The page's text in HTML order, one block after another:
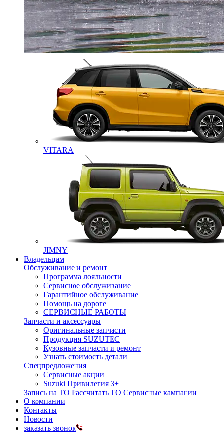
VITARA
JIMNY
Владельцам
Обслуживание и ремонт
Программа лояльности
Сервисное обслуживание
Гарантийное обслуживание
Помощь на дороге
СЕРВИСНЫЕ РАБОТЫ
Запчасти и аксессуары
Оригинальные запчасти
Продукция SUZUTEC
Кузовные запчасти и ремонт
Узнать стоимость детали
Спецпредложения
Сервисные акции
Suzuki Привилегия 3+
Запись на ТО Рассчитать ТО Сервисные кампании
О компании
Контакты
Новости
заказать звонок